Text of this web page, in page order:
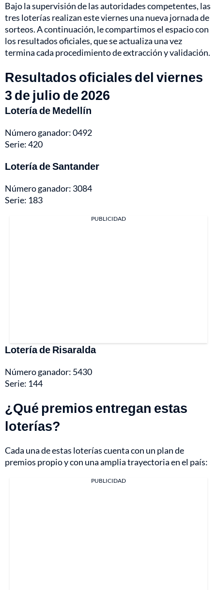
Bajo la supervisión de las autoridades competentes, las
tres loterías realizan este viernes una nueva jornada de
sorteos. A continuación, le compartimos el espacio con
los resultados oficiales, que se actualiza una vez
termina cada procedimiento de extracción y validación.
Resultados oficiales del viernes
3 de julio de 2026
Lotería de Medellín
Número ganador: 0492
Serie: 420
Lotería de Santander
Número ganador: 3084
Serie: 183
PUBLICIDAD
Lotería de Risaralda
Número ganador: 5430
Serie: 144
¿Qué premios entregan estas
loterías?
Cada una de estas loterías cuenta con un plan de
premios propio y con una amplia trayectoria en el país:
PUBLICIDAD